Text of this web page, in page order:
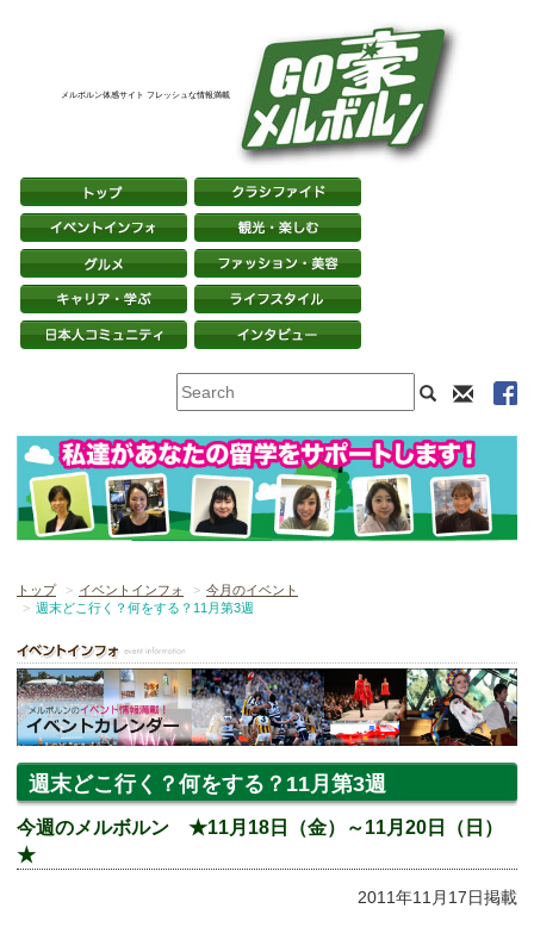
メルボルン体感サイト フレッシュな情報満載
トップ イベントインフォ
今月のイベント
週末どこ行く？何をする？11月第3週
週末どこ行く？何をする？11月第3週
今週のメルボルン ★11月18日（金）～11月20日（日）
★
2011年11月17日掲載